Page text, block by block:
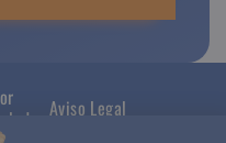
Aviso Legal